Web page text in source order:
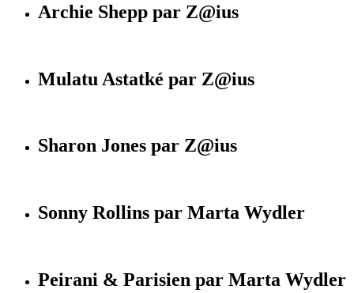
Archie Shepp par Z@ius
Mulatu Astatké par Z@ius
Sharon Jones par Z@ius
Sonny Rollins par Marta Wydler
Peirani & Parisien par Marta Wydler